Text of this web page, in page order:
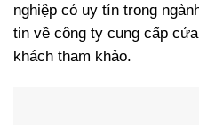
nghiệp có uy tín trong
tin về công ty cung cấp
khách tham khảo.